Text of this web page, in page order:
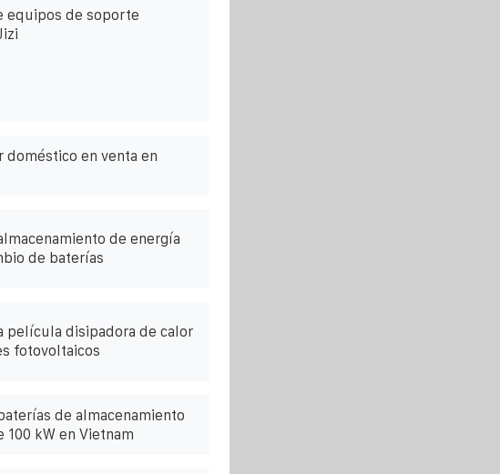
equipos de soporte
doméstico en venta en
de energía
de baterías
película disipadora de calor
fotovoltaicos
de almacenamiento
100 kW en Vietnam